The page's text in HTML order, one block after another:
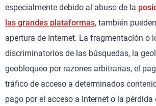
especialmente debido al abuso de la
las grandes plataformas, también
apertura de Internet. La fragmentación o
discriminatorios de las búsquedas, la
geobloqueo por razones arbitrarias, el
tráfico de acceso a determinados
pago por el acceso a Internet o la